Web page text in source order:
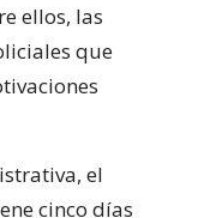
ellos, las
que
el
cinco días